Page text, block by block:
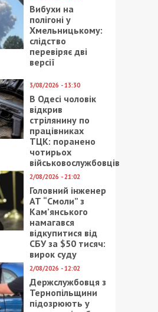
Вибухи на
полігоні у
Хмельницькому:
слідство
перевіряє дві
версії
3/08/2026 - 13:30
В Одесі чоловік
відкрив
стрілянину по
працівниках
ТЦК: поранено
чотирьох
військовослужбовців
2/08/2026 - 21:02
Головний інженер
АТ “Смоли” з
Кам’янського
намагався
відкупитися від
СБУ за $50 тисяч:
вирок суду
2/08/2026 - 12:02
Держслужбовця з
Тернопільщини
підозрюють у